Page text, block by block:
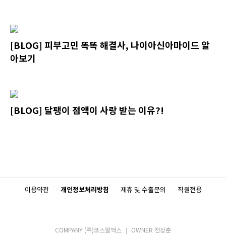
[BLOG] 피부고민 똑똑 해결사, 나이아신아마이드 알
아보기
[BLOG] 달팽이 점액이 사랑 받는 이유?!
이용약관 개인정보처리방침 제휴 및 수출문의 직원전용
COMPANY (주)코스알엑스 OWNER 전상훈